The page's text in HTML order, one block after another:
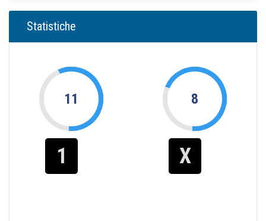
Statistiche
11
1
8
X